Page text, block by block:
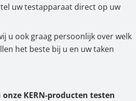
uw testapparaat direct op uw
u ook graag persoonlijk over welk
het beste bij u en uw taken
KERN-producten testen